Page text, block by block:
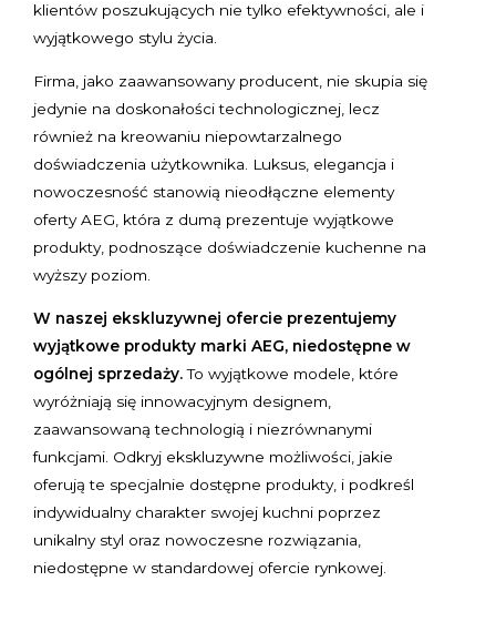
klientów poszukujących nie tylko efektywności, ale i
wyjątkowego stylu życia.
Firma, jako zaawansowany producent, nie skupia się
jedynie na doskonałości technologicznej, lecz
również na kreowaniu niepowtarzalnego
doświadczenia użytkownika. Luksus, elegancja i
nowoczesność stanowią nieodłączne elementy
oferty AEG, która z dumą prezentuje wyjątkowe
produkty, podnoszące doświadczenie kuchenne na
wyższy poziom.
W naszej ekskluzywnej ofercie prezentujemy
wyjątkowe produkty marki AEG, niedostępne w
ogólnej sprzedaży.To wyjątkowe modele, które
wyróżniają się innowacyjnym designem,
zaawansowaną technologią i niezrównanymi
funkcjami. Odkryj ekskluzywne możliwości, jakie
oferują te specjalnie dostępne produkty, i podkreśl
indywidualny charakter swojej kuchni poprzez
unikalny styl oraz nowoczesne rozwiązania,
niedostępne w standardowej ofercie rynkowej.